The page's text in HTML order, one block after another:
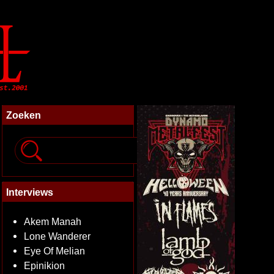
Zoeken
Interviews
Akem Manah
Lone Wanderer
Eye Of Melian
Epinikion